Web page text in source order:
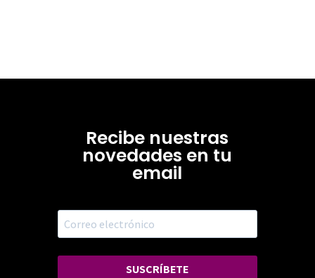
Recibe nuestras
novedades en tu
email
SUSCRÍBETE